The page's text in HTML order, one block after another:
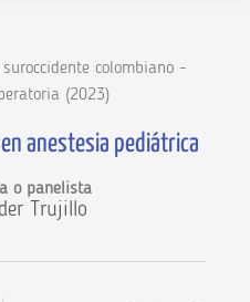
colombiano -
(2023)
anestesia pediátrica
o panelista
Trujillo